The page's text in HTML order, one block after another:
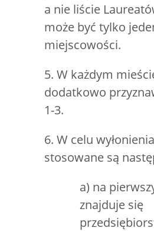
a nie liście
może być tylko
miejscowości.
5. W każdym
dodatkowo
1-3.
6. W celu
stosowane są
a) na
znajduje się